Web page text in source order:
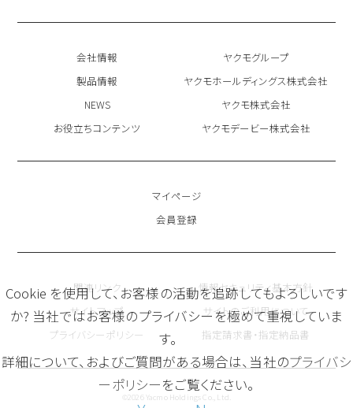
会社情報
製品情報
NEWS
お役立ちコンテンツ
ヤクモグループ
ヤクモホールディングス株式会社
ヤクモ株式会社
ヤクモデービー株式会社
マイページ
会員登録
関連リンク
サイトマップ
プライバシーポリシー
情報セキュリティ基本方針
サイトのご利用について
指定請求書・指定納品書
©2026 Yacmo Holdings Co., Ltd.
Cookie を使用して、お客様の活動を追跡してもよろしいです
か? 当社ではお客様のプライバシーを極めて重視していま
す。
詳細について、およびご質問がある場合は、当社のプライバシ
ーポリシーをご覧ください。